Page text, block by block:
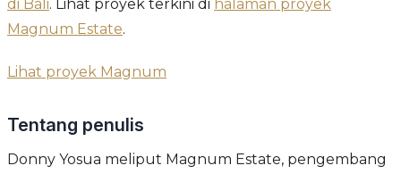
di Bali. Lihat proyek terkini di halaman proyek
Magnum Estate.
Lihat proyek Magnum
Tentang penulis
Donny Yosua meliput Magnum Estate, pengembang